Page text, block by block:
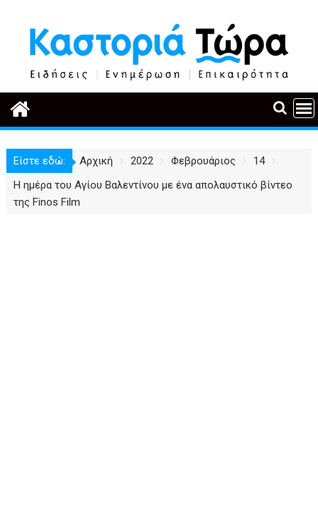
περιεχόμενο
Είστε εδώ: Αρχική 2022 Φεβρουάριος
14
Η ημέρα του Αγίου Βαλεντίνου με ένα απολαυστικό βίντεο
της Finos Film